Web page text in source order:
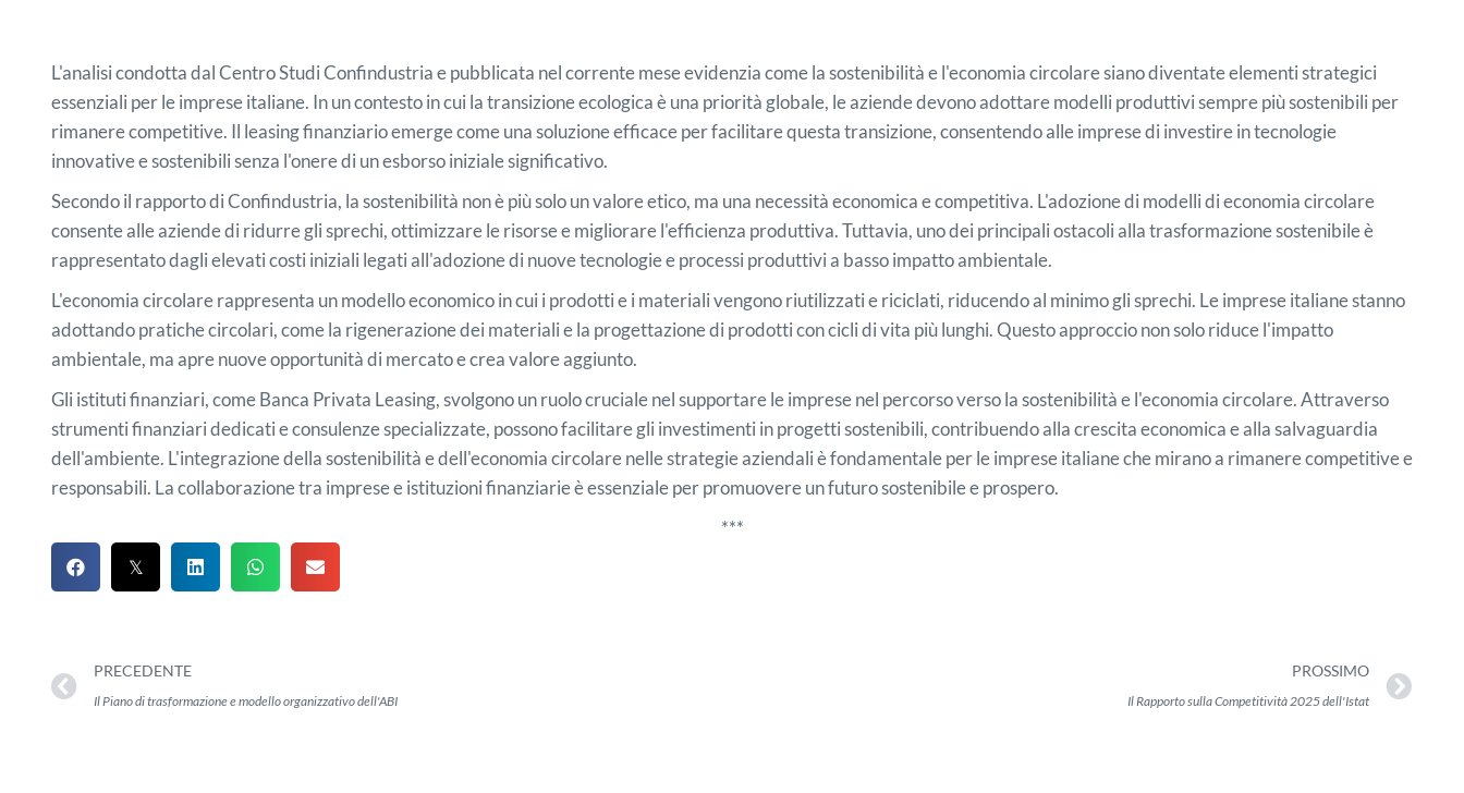
L'analisi condotta dal Centro Studi Confindustria e pubblicata nel corrente mese evidenzia come la sostenibilità e l'economia circolare siano diventate elementi strategici
essenziali per le imprese italiane. In un contesto in cui la transizione ecologica è una priorità globale, le aziende devono adottare modelli produttivi sempre più sostenibili per
rimanere competitive. Il leasing finanziario emerge come una soluzione efficace per facilitare questa transizione, consentendo alle imprese di investire in tecnologie
innovative e sostenibili senza l'onere di un esborso iniziale significativo.
Secondo il rapporto di Confindustria, la sostenibilità non è più solo un valore etico, ma una necessità economica e competitiva. L'adozione di modelli di economia circolare
consente alle aziende di ridurre gli sprechi, ottimizzare le risorse e migliorare l'efficienza produttiva. Tuttavia, uno dei principali ostacoli alla trasformazione sostenibile è
rappresentato dagli elevati costi iniziali legati all'adozione di nuove tecnologie e processi produttivi a basso impatto ambientale.
L'economia circolare rappresenta un modello economico in cui i prodotti e i materiali vengono riutilizzati e riciclati, riducendo al minimo gli sprechi. Le imprese italiane stanno
adottando pratiche circolari, come la rigenerazione dei materiali e la progettazione di prodotti con cicli di vita più lunghi. Questo approccio non solo riduce l'impatto
ambientale, ma apre nuove opportunità di mercato e crea valore aggiunto.
Gli istituti finanziari, come Banca Privata Leasing, svolgono un ruolo cruciale nel supportare le imprese nel percorso verso la sostenibilità e l'economia circolare. Attraverso
strumenti finanziari dedicati e consulenze specializzate, possono facilitare gli investimenti in progetti sostenibili, contribuendo alla crescita economica e alla salvaguardia
dell'ambiente. L'integrazione della sostenibilità e dell'economia circolare nelle strategie aziendali è fondamentale per le imprese italiane che mirano a rimanere competitive e
responsabili. La collaborazione tra imprese e istituzioni finanziarie è essenziale per promuovere un futuro sostenibile e prospero.
***
PRECEDENTE
Il Piano di trasformazione e modello organizzativo dell'ABI
PROSSIMO
Il Rapporto sulla Competitività 2025 dell'Istat